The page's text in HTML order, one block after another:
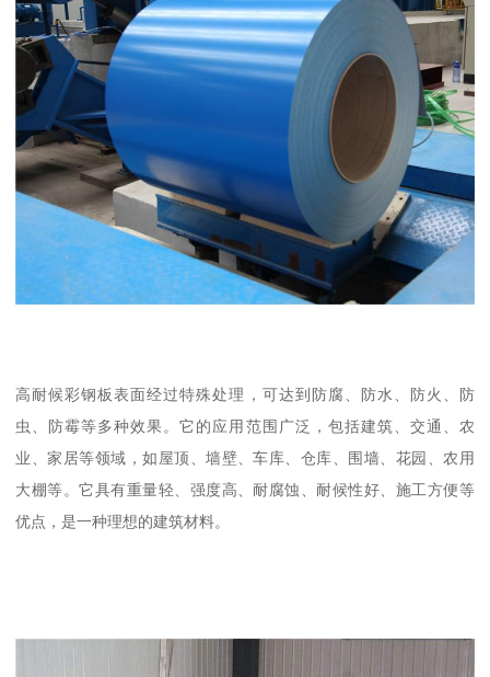
高耐候彩钢板表面经过特殊处理，可达到防腐、防水、防火、防
虫、防霉等多种效果。它的应用范围广泛，包括建筑、交通、农
业、家居等领域，如屋顶、墙壁、车库、仓库、围墙、花园、农用
大棚等。它具有重量轻、强度高、耐腐蚀、耐候性好、施工方便等
优点，是一种理想的建筑材料。